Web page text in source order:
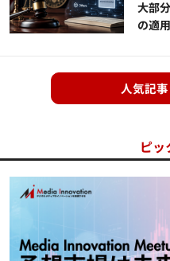
大部
の適
人気記
ピッ